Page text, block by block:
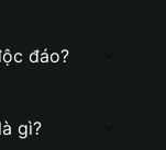
đáo?
gì?